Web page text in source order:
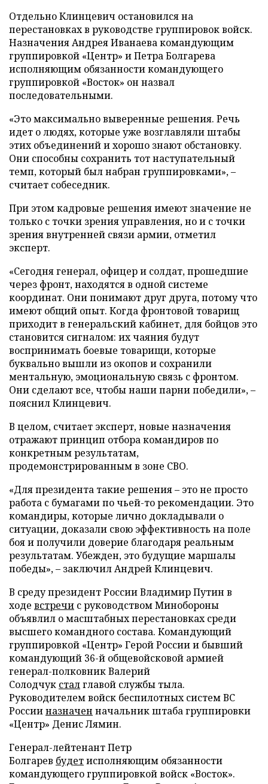
Отдельно Клинцевич остановился на
перестановках в руководстве группировок войск.
Назначения Андрея Иванаева командующим
группировкой «Центр» и Петра Болгарева
исполняющим обязанности командующего
группировкой «Восток» он назвал
последовательными.
«Это максимально выверенные решения. Речь
идет о людях, которые уже возглавляли штабы
этих объединений и хорошо знают обстановку.
Они способны сохранить тот наступательный
темп, который был набран группировками», –
считает собеседник.
При этом кадровые решения имеют значение не
только с точки зрения управления, но и с точки
зрения внутренней связи армии, отметил
эксперт.
«Сегодня генерал, офицер и солдат, прошедшие
через фронт, находятся в одной системе
координат. Они понимают друг друга, потому что
имеют общий опыт. Когда фронтовой товарищ
приходит в генеральский кабинет, для бойцов это
становится сигналом: их чаяния будут
воспринимать боевые товарищи, которые
буквально вышли из окопов и сохранили
ментальную, эмоциональную связь с фронтом.
Они сделают все, чтобы наши парни победили», –
пояснил Клинцевич.
В целом, считает эксперт, новые назначения
отражают принцип отбора командиров по
конкретным результатам,
продемонстрированным в зоне СВО.
«Для президента такие решения – это не просто
работа с бумагами по чьей-то рекомендации. Это
командиры, которые лично докладывали о
ситуации, доказали свою эффективность на поле
боя и получили доверие благодаря реальным
результатам. Убежден, это будущие маршалы
победы», – заключил Андрей Клинцевич.
В среду президент России Владимир Путин в
ходе встречи с руководством Минобороны
объявлил о масштабных перестановках среди
высшего командного состава. Командующий
группировкой «Центр» Герой России и бывший
командующий 36-й общевойсковой армией
генерал-полковник Валерий
Солодчук сталглавой службы тыла.
Руководителем войск беспилотных систем ВС
Россииназначен начальник штаба группировки
«Центр» Денис Лямин.
Генерал-лейтенант Петр
Болгарев будетисполняющим обязанности
командующего группировкой войск «Восток».